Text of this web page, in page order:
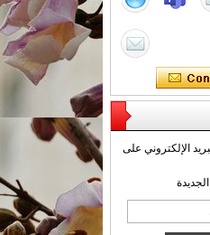
الإلكتروني على